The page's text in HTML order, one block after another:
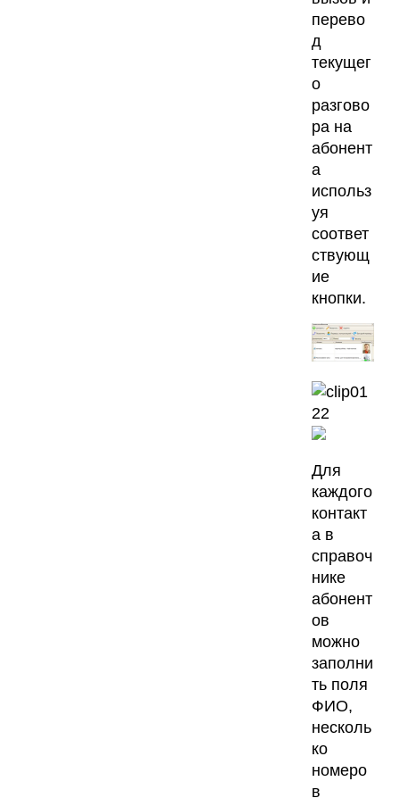
перево
д
текущег
о
разгово
ра на
абонент
а
использ
уя
соответ
ствующ
ие
кнопки.
Для
каждого
контакт
а в
справоч
нике
абонент
ов
можно
заполни
ть поля
ФИО,
несколь
ко
номеро
в